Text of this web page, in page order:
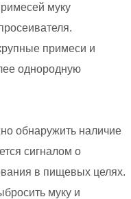
муку
примеси и
однородную
обнаружить наличие
сигналом о
в пищевых целях.
муку и